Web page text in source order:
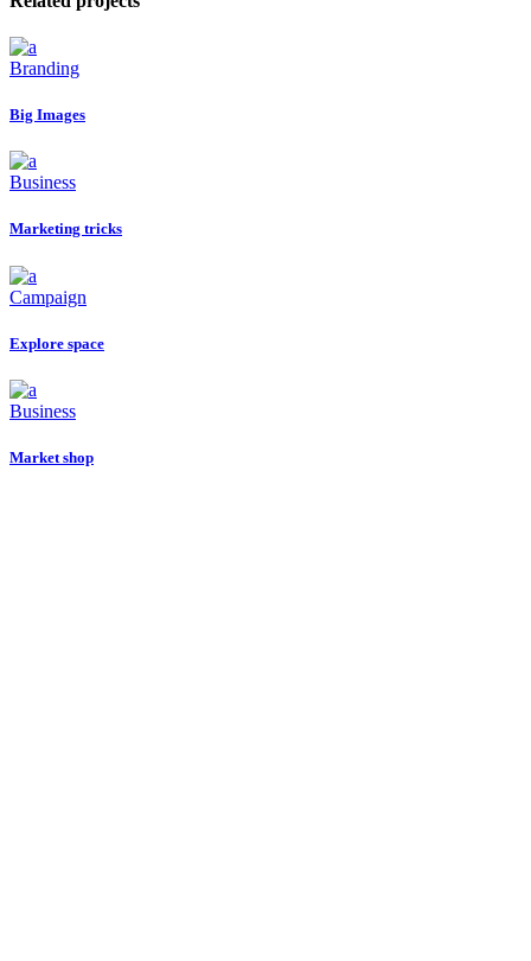
Branding
Big Images
Business
Marketing tricks
Campaign
Explore space
Business
Market shop